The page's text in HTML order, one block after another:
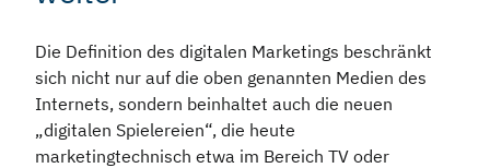
Die Definition des digitalen Marketings beschränkt
sich nicht nur auf die oben genannten Medien des
Internets, sondern beinhaltet auch die neuen
„digitalen Spielereien“, die heute
marketingtechnisch etwa im Bereich TV oder